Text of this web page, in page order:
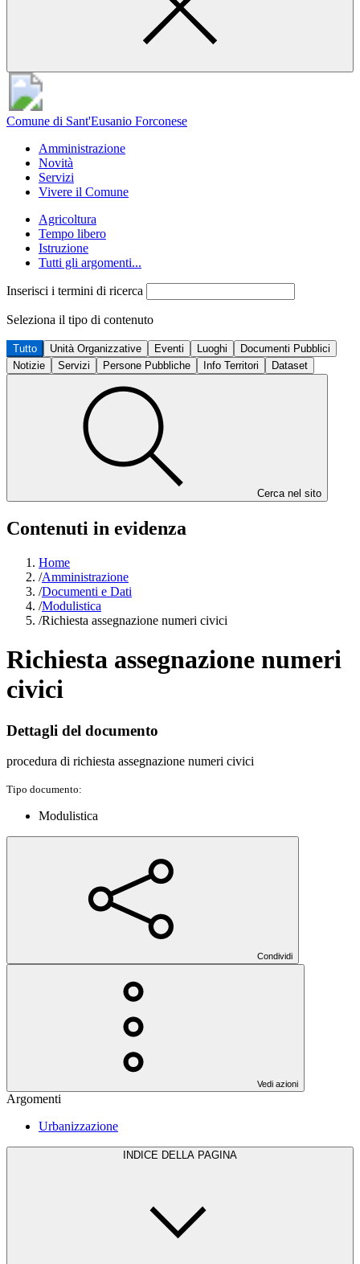
Comune di Sant'Eusanio Forconese
Amministrazione
Novità
Servizi
Vivere il Comune
Agricoltura
Tempo libero
Istruzione
Tutti gli argomenti...
Inserisci i termini di ricerca
Seleziona il tipo di contenuto
Tutto Unità Organizzative Eventi Luoghi
Documenti Pubblici
Notizie
Servizi Persone Pubbliche Info Territori Dataset
Cerca nel sito
Contenuti in evidenza
Home
/Amministrazione
/Documenti e Dati
/Modulistica
/Richiesta assegnazione numeri civici
Richiesta assegnazione numeri
civici
Dettagli del documento
procedura di richiesta assegnazione numeri civici
Tipo documento:
Modulistica
Condividi
Vedi azioni
Argomenti
Urbanizzazione
INDICE DELLA PAGINA